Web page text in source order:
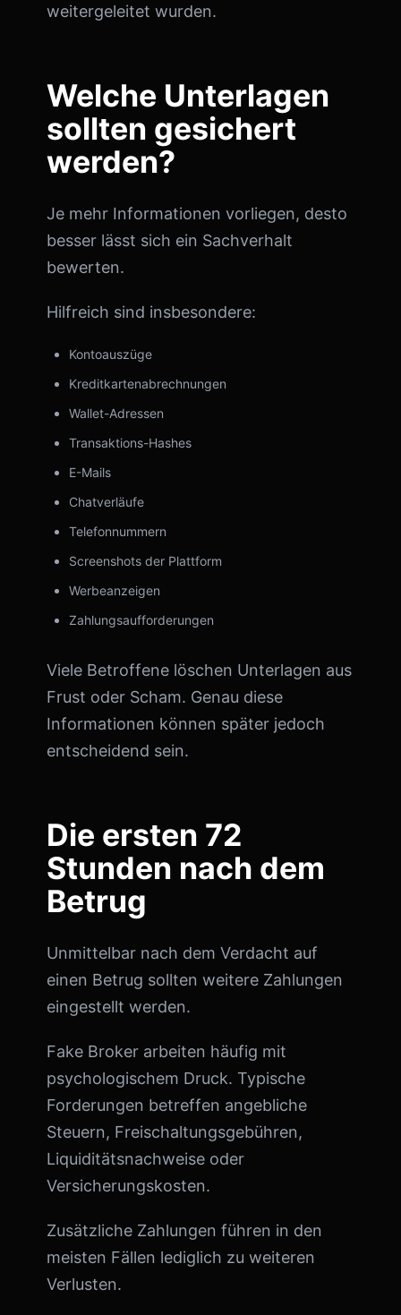
weitergeleitet wurden.
Welche Unterlagen
sollten gesichert
werden?
Je mehr Informationen vorliegen, desto
besser lässt sich ein Sachverhalt
bewerten.
Hilfreich sind insbesondere:
Kontoauszüge
Kreditkartenabrechnungen
Wallet-Adressen
Transaktions-Hashes
E-Mails
Chatverläufe
Telefonnummern
Screenshots der Plattform
Werbeanzeigen
Zahlungsaufforderungen
Viele Betroffene löschen Unterlagen aus
Frust oder Scham. Genau diese
Informationen können später jedoch
entscheidend sein.
Die ersten 72
Stunden nach dem
Betrug
Unmittelbar nach dem Verdacht auf
einen Betrug sollten weitere Zahlungen
eingestellt werden.
Fake Broker arbeiten häufig mit
psychologischem Druck. Typische
Forderungen betreffen angebliche
Steuern, Freischaltungsgebühren,
Liquiditätsnachweise oder
Versicherungskosten.
Zusätzliche Zahlungen führen in den
meisten Fällen lediglich zu weiteren
Verlusten.